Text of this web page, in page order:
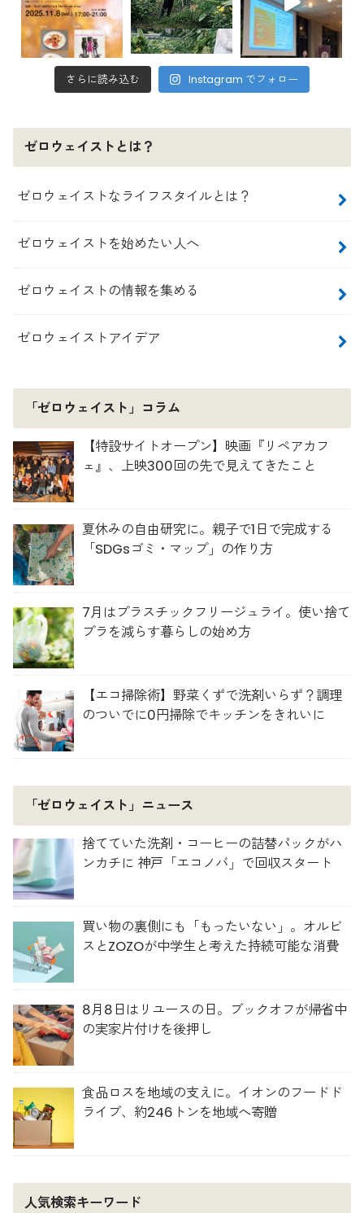
さらに読み込む Instagram でフォロー
ゼロウェイストとは？
ゼロウェイストなライフスタイルとは？
ゼロウェイストを始めたい人へ
ゼロウェイストの情報を集める
ゼロウェイストアイデア
「ゼロウェイスト」コラム
【特設サイトオープン】映画『リペアカフ
ェ』、上映300回の先で見えてきたこと
夏休みの自由研究に。親子で1日で完成する
「SDGsゴミ・マップ」の作り方
7月はプラスチックフリージュライ。使い捨て
プラを減らす暮らしの始め方
【エコ掃除術】野菜くずで洗剤いらず？調理
のついでに0円掃除でキッチンをきれいに
「ゼロウェイスト」ニュース
捨てていた洗剤・コーヒーの詰替パックがハ
ンカチに 神戸「エコノバ」で回収スタート
買い物の裏側にも「もったいない」。オルビ
スとZOZOが中学生と考えた持続可能な消費
8月8日はリユースの日。ブックオフが帰省中
の実家片付けを後押し
食品ロスを地域の支えに。イオンのフードド
ライブ、約246トンを地域へ寄贈
人気検索キーワード